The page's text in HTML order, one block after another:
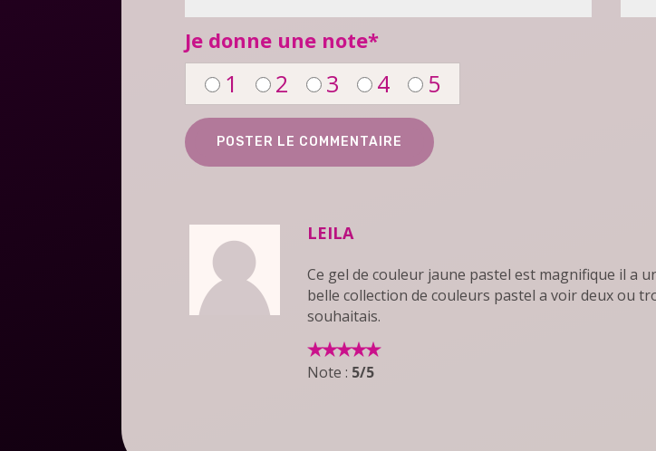
Je donne une note*
1 2 3 4 5
LEILA
Ce gel de couleur jaune pastel est magnifique il a
belle collection de couleurs pastel a voir deux ou
souhaitais.
Note : 5/5